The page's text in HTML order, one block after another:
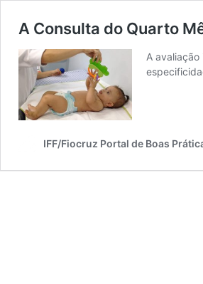
A Consulta do Quarto
A
IFF/Fiocruz Portal de Boas